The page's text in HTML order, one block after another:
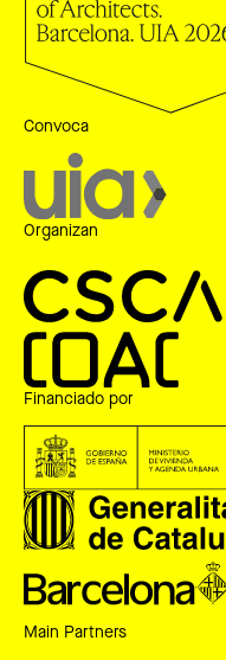
Convoca
Organizan
Financiado por
Main Partners